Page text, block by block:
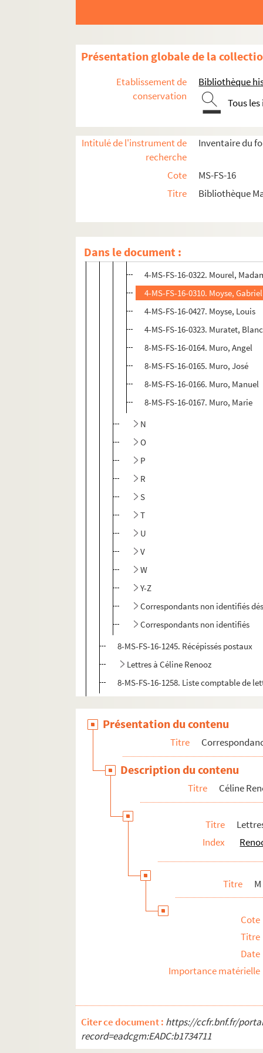
Présentation globale de la
Etablissement de
conservation
Bibliothèque
Tous
Intitulé de l'instrument de
recherche
Inventaire du
Cote
MS-FS-16
Titre
Bibliothèque
Dans le document :
4-MS-FS-16-0316. Monselet,
4-MS-FS-16-0318. Montorgueil,
4-MS-FS-16-0319. Montoya,
8-MS-FS-16-0159. Morel, R.
8-MS-FS-16-0161. Morsier,
4-MS-FS-16-0311. Mouchaty,
4-MS-FS-16-0322. Mourel,
4-MS-FS-16-0310. Moyse,
4-MS-FS-16-0427. Moyse, Louis
4-MS-FS-16-0323. Muratet,
8-MS-FS-16-0164. Muro, Angel
8-MS-FS-16-0165. Muro, José
8-MS-FS-16-0166. Muro, Manuel
8-MS-FS-16-0167. Muro, Marie
N
O
P
R
S
T
U
V
W
Y-Z
Correspondants non identifiés
Correspondants non identifiés
8-MS-FS-16-1245. Récépissés postaux
Lettres à Céline Renooz
8-MS-FS-16-1258. Liste comptable de
Lettres adressées à Alice Muro
Manuel Muro
Marie Muro
Lettre d'Ernest Renoz
Lettres de Léon Renoz
À propos de Céline Renooz
Legs des archives de Céline Renooz (1928)
Présentation du contenu
Titre
Description du contenu
Titre Céline
Titre
Index
Titre M
Cote
Titre
Date
Importance matérielle
Citer ce document : https://ccfr.bnf.fr/
record=eadcgm:EADC:b1734711